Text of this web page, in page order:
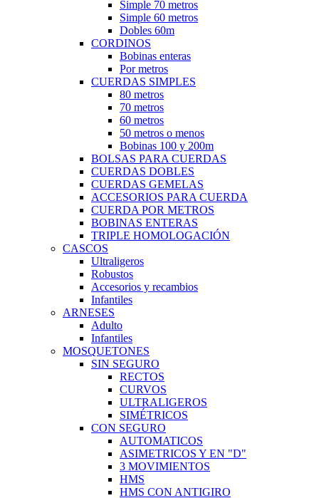
Simple 70 metros
Simple 60 metros
Dobles 60m
CORDINOS
Bobinas enteras
Por metros
CUERDAS SIMPLES
80 metros
70 metros
60 metros
50 metros o menos
Bobinas 100 y 200m
BOLSAS PARA CUERDAS
CUERDAS DOBLES
CUERDAS GEMELAS
ACCESORIOS PARA CUERDA
CUERDA POR METROS
BOBINAS ENTERAS
TRIPLE HOMOLOGACIÓN
CASCOS
Ultraligeros
Robustos
Accesorios y recambios
Infantiles
ARNESES
Adulto
Infantiles
MOSQUETONES
SIN SEGURO
RECTOS
CURVOS
ULTRALIGEROS
SIMÉTRICOS
CON SEGURO
AUTOMATICOS
ASIMETRICOS Y EN "D"
3 MOVIMIENTOS
HMS
HMS CON ANTIGIRO